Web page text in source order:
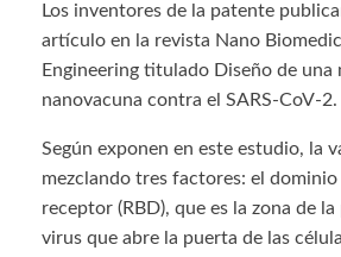
Los inventores de la patente
artículo en la revista Nano
Engineering titulado Diseño de una
nanovacuna contra el SARS-CoV-2.
Según exponen en este estudio, la
mezclando tres factores: el dominio
receptor (RBD), que es la zona de la
virus que abre la puerta de las